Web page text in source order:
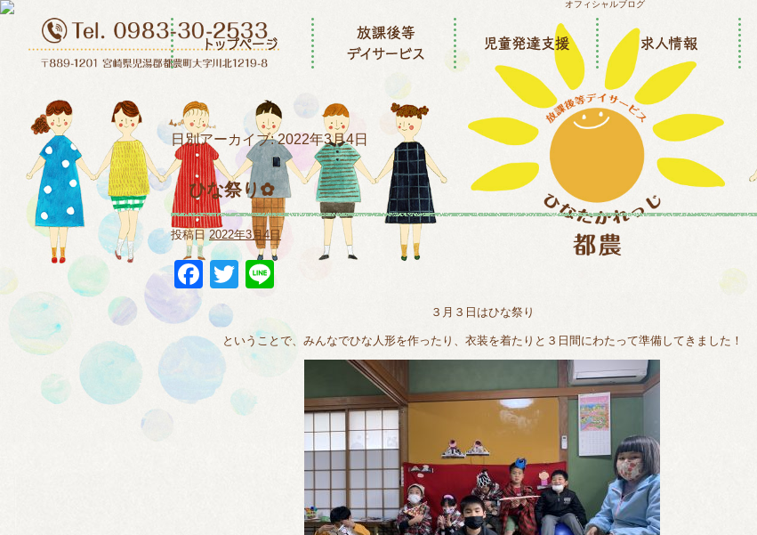
日別アーカイブ:2022年3月4日
ひな祭り✿
投稿日 2022年3月4日
Facebook
Twitter
３月３日はひな祭り
ということで、みんなでひな人形を作ったり、衣装を着たりと３日間にわたって準備してきました！